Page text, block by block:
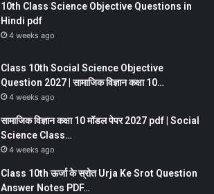
10th Class Science Objective Questions in
Hindi pdf
4 weeks ago
Class 10th Social Science Objective
Question 2027 | सामाजिक विज्ञान कक्षा 10…
4 weeks ago
सामाजिक विज्ञान कक्षा 10 मॉडल पेपर 2027 pdf | Social
Science Class…
4 weeks ago
Class 10th ऊर्जा के स्रोत Urja Ke Srot Question
Answer Notes PDF…